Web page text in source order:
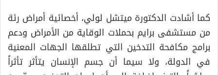
كما أشادت الدكتورة ميتشل لولي، أخصائية أمراض رئة
من مستشفى برايم بحملات الوقاية من الأمراض ودعم
برامج مكافحة التدخين التي تطلقها الجهات المعنية
في الدولة، ولا سيما أن جسم الإنسان يتأثر تأثراً